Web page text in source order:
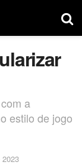
a
estilo de jogo